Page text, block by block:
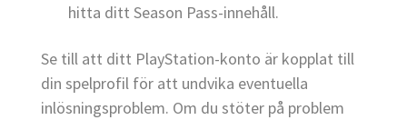
hitta ditt Season Pass-innehåll.
Se till att ditt PlayStation-konto är kopplat till
din spelprofil för att undvika eventuella
inlösningsproblem. Om du stöter på problem